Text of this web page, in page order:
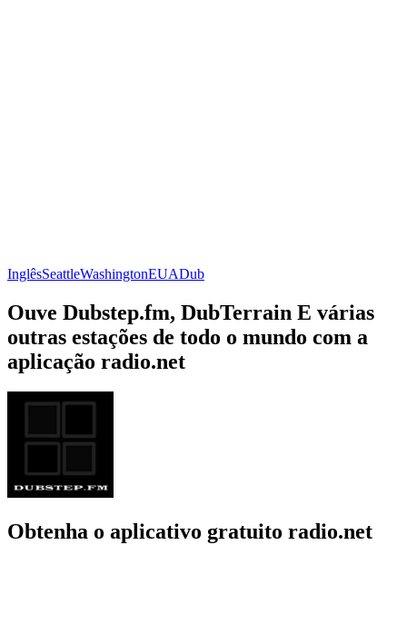
InglêsSeattleWashingtonEUADub
Ouve Dubstep.fm, DubTerrain E várias
outras estações de todo o mundo com a
aplicação radio.net
Obtenha o aplicativo gratuito radio.net